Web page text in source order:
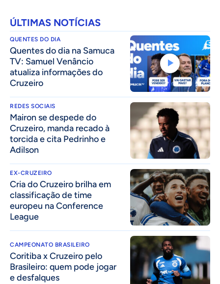
ÚLTIMAS NOTÍCIAS
QUENTES DO DIA
Quentes do dia na Samuca
TV: Samuel Venâncio
atualiza informações do
Cruzeiro
REDES SOCIAIS
Mairon se despede do
Cruzeiro, manda recado à
torcida e cita Pedrinho e
Adilson
EX-CRUZEIRO
Cria do Cruzeiro brilha em
classificação de time
europeu na Conference
League
CAMPEONATO BRASILEIRO
Coritiba x Cruzeiro pelo
Brasileiro: quem pode jogar
e desfalques